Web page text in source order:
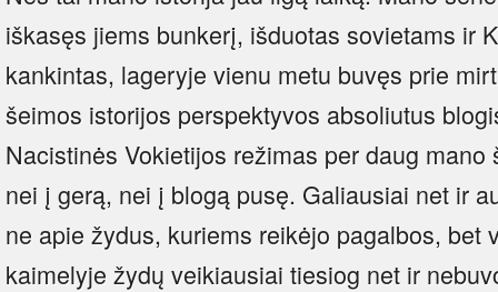
iškasęs jiems bunkerį, išduotas sovietams ir
kankintas, lageryje vienu metu buvęs prie
šeimos istorijos perspektyvos absoliutus
Nacistinės Vokietijos režimas per daug
nei į gerą, nei į blogą pusę. Galiausiai net ir
ne apie žydus, kuriems reikėjo pagalbos, bet
kaimelyje žydų veikiausiai tiesiog net ir